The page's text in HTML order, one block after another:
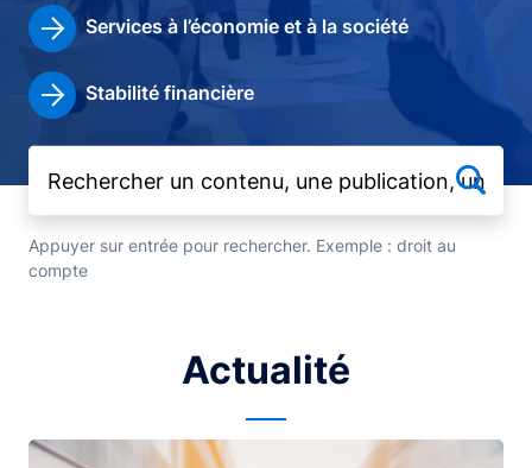
Services à l’économie et à la société
Stabilité financière
Appuyer sur entrée pour rechercher. Exemple : droit au
compte
Actualité
Image